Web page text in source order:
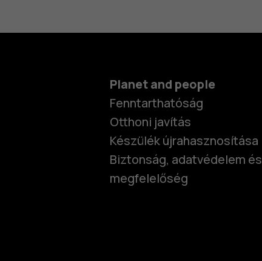
Planet and people
Fenntarthatóság
Otthoni javítás
Készülék újrahasznosítása
Biztonság, adatvédelem és
megfelelőség